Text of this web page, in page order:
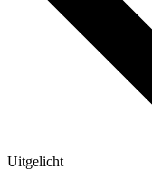
Uitgelicht